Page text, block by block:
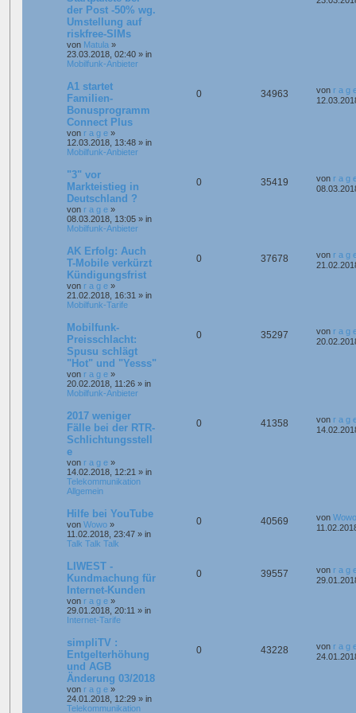
der Post -50% wg.
Umstellung auf
riskfree-SIMs
von Matula »
23.03.2018, 02:40 » in
Mobilfunk-Anbieter
A1 startet
Familien-
Bonusprogramm
Connect Plus
von r a g e »
12.03.2018, 13:48 » in
Mobilfunk-Anbieter
0 34963 von r a g
"3" vor
Markteistieg in
Deutschland ?
von r a g e »
08.03.2018, 13:05 » in
Mobilfunk-Anbieter
0 35419 von r a g
AK Erfolg: Auch
T-Mobile verkürzt
Kündigungsfrist
von r a g e »
21.02.2018, 16:31 » in
Mobilfunk-Tarife
0 37678 von r a g
Mobilfunk-
Preisschlacht:
Spusu schlägt
"Hot" und "Yesss"
von r a g e »
20.02.2018, 11:26 » in
Mobilfunk-Anbieter
0 35297 von r a g
2017 weniger
Fälle bei der RTR-
Schlichtungsstell
e
von r a g e »
14.02.2018, 12:21 » in
Telekommunikation
Allgemein
0 41358 von r a g
Hilfe bei YouTube
von Wowo »
11.02.2018, 23:47 » in
Talk Talk Talk
0 40569 von Wowo
LIWEST -
Kundmachung für
Internet-Kunden
von r a g e »
29.01.2018, 20:11 » in
Internet-Tarife
0 39557 von r a g
simpliTV :
Entgelterhöhung
und AGB
Änderung 03/2018
von r a g e »
24.01.2018, 12:29 » in
Telekommunikation
0 43228 von r a g